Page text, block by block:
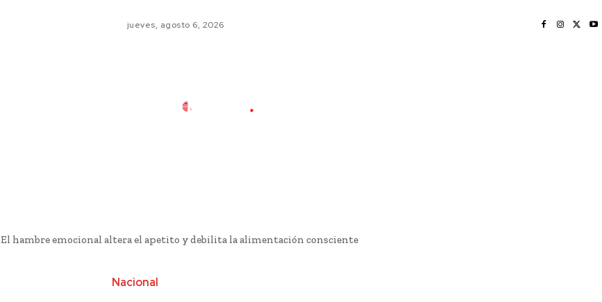
jueves, agosto 6, 2026
El hambre emocional altera el apetito y debilita la alimentación consciente
Nacional